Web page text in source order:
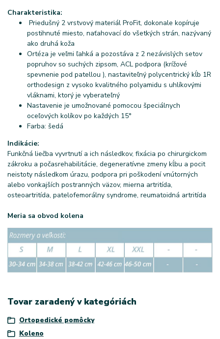
Charakteristika:
Priedušný 2 vrstvový materiál ProFit, dokonale kopíruje
postihnuté miesto, naťahovací do všetkých strán, nazývaný
ako druhá koža
Ortéza je veľmi ľahká a pozostáva z 2 nezávislých setov
popruhov so suchých zipsom, ACL podpora (krížové
spevnenie pod patellou ), nastaviteľný polycentrický kĺb 1R
orthodesign z vysoko kvalitného polyamidu s uhlíkovými
vláknami, ktorý je vyberateľný
Nastavenie je umožnované pomocou špeciálnych
oceľových kolíkov po každých 15°
Farba: šedá
Indikácie:
Funkčná liečba vyvrtnutí a ich následkov, fixácia po chirurgickom
zákroku a počasrehabilitácie, degeneratívne zmeny kĺbu a pocit
neistoty následkom úrazu, podpora pri poškodení vnútorných
alebo vonkajších postranných väzov, mierna artritída,
osteoartritída, patelofemorálny syndrome, reumatoidná artritída
Meria sa obvod kolena
Tovar zaradený v kategóriách
Ortopedické pomôcky
Koleno